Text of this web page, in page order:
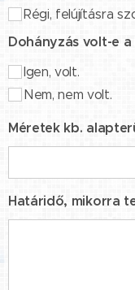
Régi, felújításra
Dohányzás volt-e a
Igen, volt.
Nem, nem volt.
Méretek kb.
Határidő, mikorra